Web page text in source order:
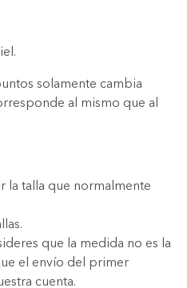
solamente cambia
al mismo que al
la talla que normalmente
que la medida no es la
el envío del primer
cuenta.